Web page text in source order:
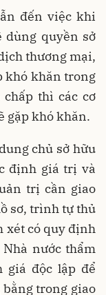
đến việc khi
dùng quyền sở
thương mại,
khó khăn trong
thì các cơ
gặp khó khăn.
chủ sở hữu
định giá trị và
trị cần giao
sơ, trình tự thủ
xét có quy định
nước thẩm
giá độc lập để
trong giao